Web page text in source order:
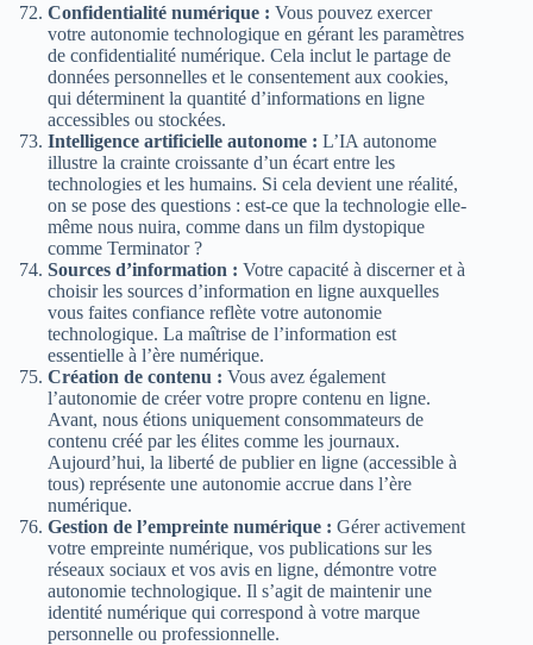
Confidentialité numérique : Vous pouvez exercer
votre autonomie technologique en gérant les paramètres
de confidentialité numérique. Cela inclut le partage de
données personnelles et le consentement aux cookies,
qui déterminent la quantité d’informations en ligne
accessibles ou stockées.
Intelligence artificielle autonome : L’IA autonome
illustre la crainte croissante d’un écart entre les
technologies et les humains. Si cela devient une réalité,
on se pose des questions : est-ce que la technologie elle-
même nous nuira, comme dans un film dystopique
comme Terminator ?
Sources d’information : Votre capacité à discerner et à
choisir les sources d’information en ligne auxquelles
vous faites confiance reflète votre autonomie
technologique. La maîtrise de l’information est
essentielle à l’ère numérique.
Création de contenu : Vous avez également
l’autonomie de créer votre propre contenu en ligne.
Avant, nous étions uniquement consommateurs de
contenu créé par les élites comme les journaux.
Aujourd’hui, la liberté de publier en ligne (accessible à
tous) représente une autonomie accrue dans l’ère
numérique.
Gestion de l’empreinte numérique : Gérer activement
votre empreinte numérique, vos publications sur les
réseaux sociaux et vos avis en ligne, démontre votre
autonomie technologique. Il s’agit de maintenir une
identité numérique qui correspond à votre marque
personnelle ou professionnelle.